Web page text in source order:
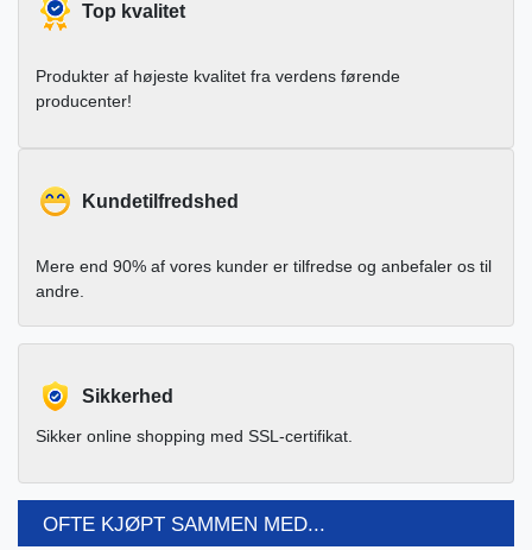
Top kvalitet
Produkter af højeste kvalitet fra verdens førende
producenter!
Kundetilfredshed
Mere end 90% af vores kunder er tilfredse og anbefaler os til
andre.
Sikkerhed
Sikker online shopping med SSL-certifikat.
OFTE KJØPT SAMMEN MED...